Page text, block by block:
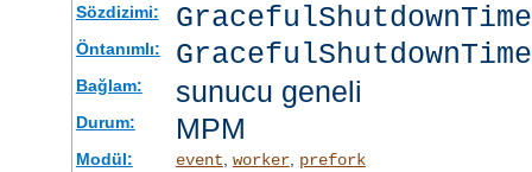
Sözdizimi:
Öntanımlı:
Bağlam: sunucu geneli
Durum: MPM
Modül: event, worker, prefork